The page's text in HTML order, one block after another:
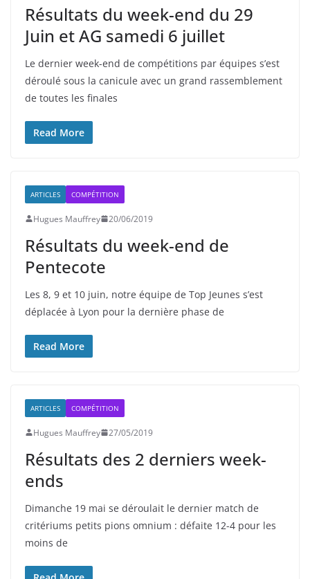
Résultats du week-end du 29
Juin et AG samedi 6 juillet
Le dernier week-end de compétitions par équipes s’est
déroulé sous la canicule avec un grand rassemblement
de toutes les finales
Read More
ARTICLES COMPÉTITION
Hugues Mauffrey 20/06/2019
Résultats du week-end de
Pentecote
Les 8, 9 et 10 juin, notre équipe de Top Jeunes s’est
déplacée à Lyon pour la dernière phase de
Read More
ARTICLES COMPÉTITION
Hugues Mauffrey 27/05/2019
Résultats des 2 derniers week-
ends
Dimanche 19 mai se déroulait le dernier match de
critériums petits pions omnium : défaite 12-4 pour les
moins de